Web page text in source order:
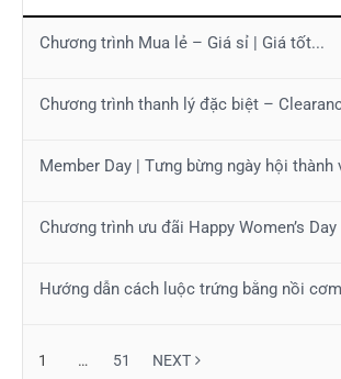
Chương trình Mua lẻ – Giá sỉ | Giá tốt...
Chương trình thanh lý đặc biệt –
Member Day | Tưng bừng ngày hội
Chương trình ưu đãi Happy Women’s Day
Hướng dẫn cách luộc trứng bằng nồi
1 … 51 NEXT